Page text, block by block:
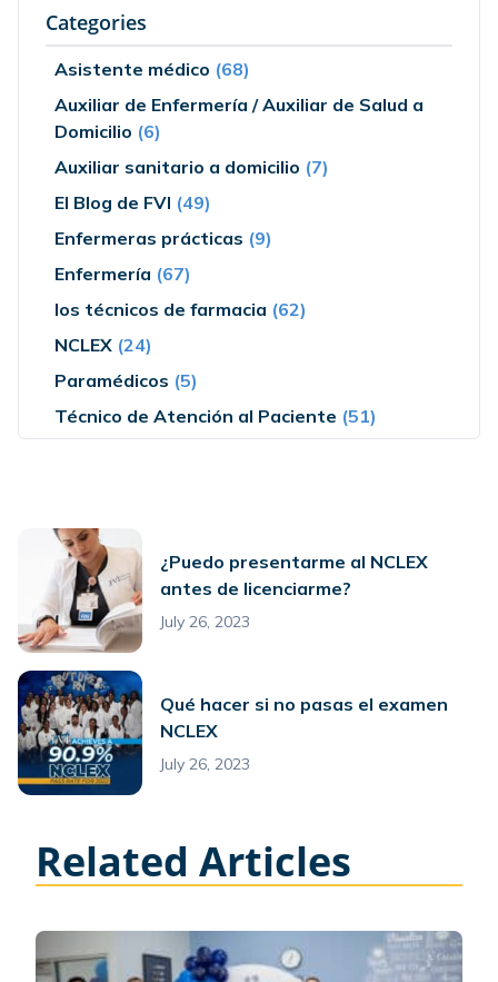
Categories
Asistente médico (68)
Auxiliar de Enfermería / Auxiliar de Salud a
Domicilio (6)
Auxiliar sanitario a domicilio (7)
El Blog de FVI (49)
Enfermeras prácticas (9)
Enfermería (67)
los técnicos de farmacia (62)
NCLEX (24)
Paramédicos (5)
Técnico de Atención al Paciente (51)
¿Puedo presentarme al NCLEX
antes de licenciarme?
July 26, 2023
Qué hacer si no pasas el examen
NCLEX
July 26, 2023
Related Articles